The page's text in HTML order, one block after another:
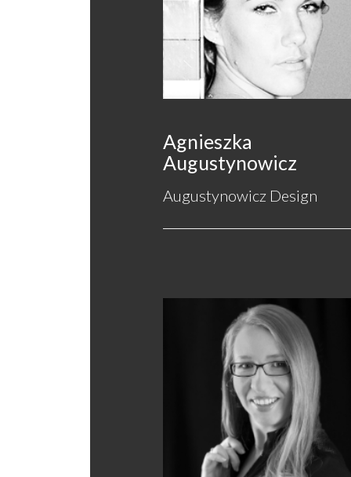
Agnieszka
Augustynowicz
Augustynowicz Design